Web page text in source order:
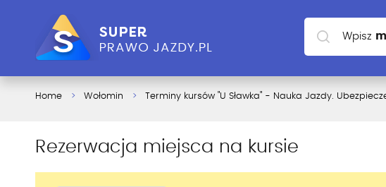
Wpisz
szkoły
Home Wołomin Terminy kursów "U Sławka" - Nauka Jazdy.
Rezerwacja miejsca na kursie